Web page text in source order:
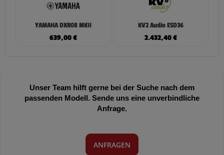
YAMAHA DXR08 MKII
639,00€
KV2 Audio ESD36
2.432,40€
Unser Team hilft gerne bei der Suche nach dem
passenden Modell. Sende uns eine unverbindliche
Anfrage.
ANFRAGEN